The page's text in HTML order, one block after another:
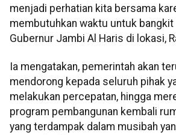
menjadi perhatian kita bersama
membutuhkan waktu untuk bangkit
Gubernur Jambi Al Haris di lokasi,
Ia mengatakan, pemerintah akan
mendorong kepada seluruh pihak
melakukan percepatan, hingga
program pembangunan kembali
yang terdampak dalam musibah